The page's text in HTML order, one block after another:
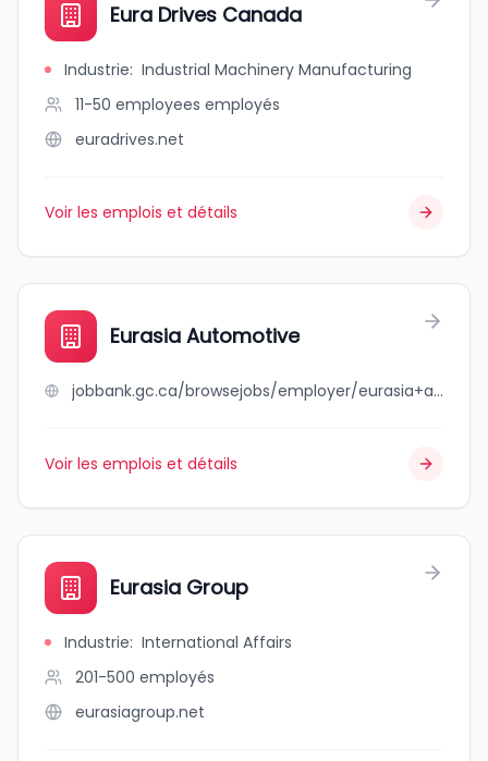
Eura Drives Canada
Industrie: Industrial Machinery Manufacturing
11-50 employees employés
euradrives.net
Voir les emplois et détails
Eurasia Automotive
jobbank.gc.ca/browsejobs/employer/eurasia+automotive/ca
Voir les emplois et détails
Eurasia Group
Industrie: International Affairs
201-500 employés
eurasiagroup.net